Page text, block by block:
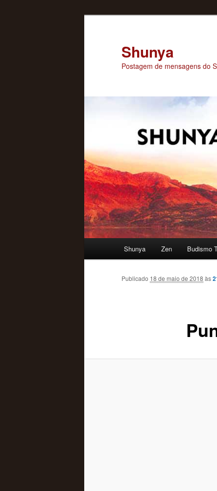
Shunya
Postagem de mensagens do
Shunya Zen Budismo
Publicado 18 de maio de 2018 às